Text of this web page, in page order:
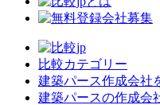
比較カテゴリー
建築パース作成会社
建築パースの作成会